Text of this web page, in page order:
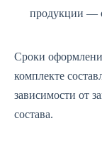
продукции —
Сроки
комплекте
зависимости от
состава.